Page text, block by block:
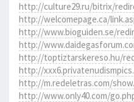
http://culture29.ru/bitrix/
http://welcomepage.ca/
http://www.bioguiden.se/
http://
http://toptiztarskereso.hu/
http://
http://m.redeletras.com/
http://www.only40.com/